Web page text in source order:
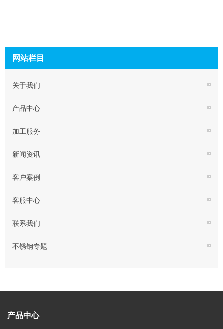
网站栏目
关于我们
产品中心
加工服务
新闻资讯
客户案例
客服中心
联系我们
不锈钢专题
产品中心